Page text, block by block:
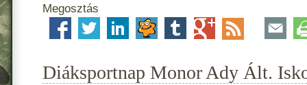
Megosztás
Diáksportnap Monor Ady Ált.